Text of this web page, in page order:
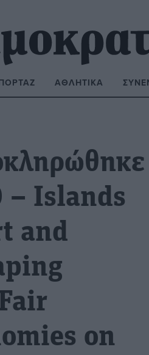
ΑΘΛΗΤΙΚΆ
– Islands
and
on